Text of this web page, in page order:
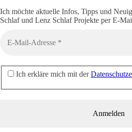
Ich möchte aktuelle Infos, Tipps und
Schlaf und Lenz Schlaf Projekte per E-
Ich erkläre mich mit der